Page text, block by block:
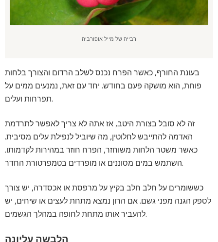
רבייה של מייל אופורביה
בעונת החורף, כאשר הפרח נכנס לשלב הרדום והצורך בלחות
פוחת, הוא מושקה פעם בחודש. יחד עם זאת, נמנעים ממים על
תפרחות ועלים.
זה לא סובל בצורת היטב, אז אתה לא צריך לאפשר לתרדמת
האדמה להתייבש לחלוטין, מה שיוביל לנפילת עלים מסיבית.
כאשר משטר הלחות משוחזר, הפרח חוזר במהירות לקדמותו.
השתמש במים מסוננים או מופרדים בטמפרטורת החדר.
כששומרים על חלב חלב בקיץ על מרפסת או אכסדרה, יש צורך
לספק הגנה מפני גשם. אם הרון נמצא מתחת לעצים או שיחים, יש
להעביר אותו מתחת לחופה במהלך הגשמים.
הלבשה עליונה